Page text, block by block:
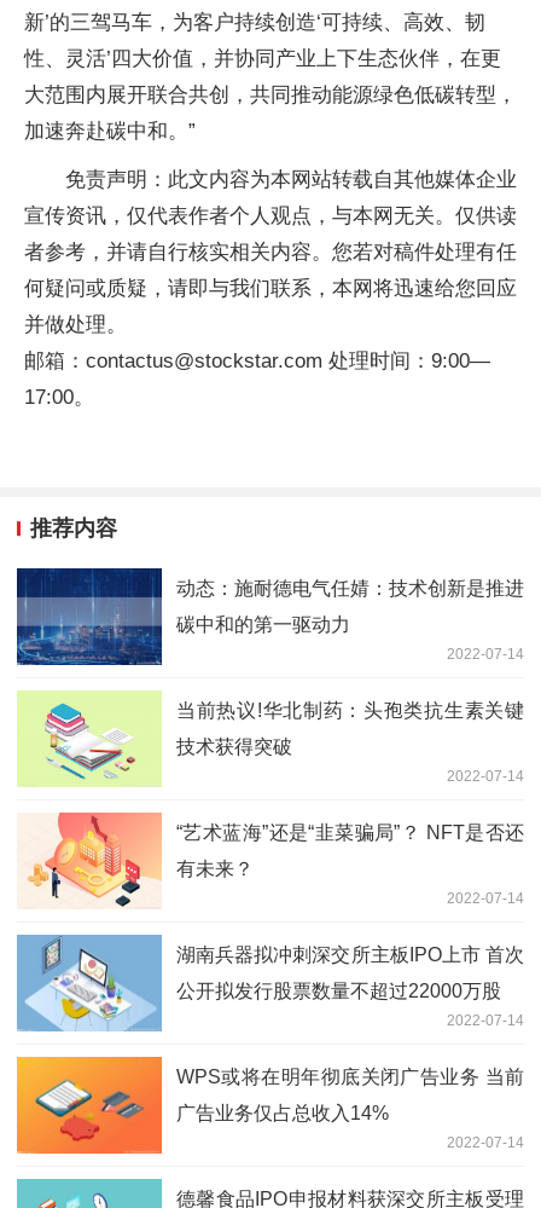
新’的三驾马车，为客户持续创造‘可持续、高效、韧
性、灵活’四大价值，并协同产业上下生态伙伴，在更
大范围内展开联合共创，共同推动能源绿色低碳转型，
加速奔赴碳中和。”
免责声明：此文内容为本网站转载自其他媒体企业
宣传资讯，仅代表作者个人观点，与本网无关。仅供读
者参考，并请自行核实相关内容。您若对稿件处理有任
何疑问或质疑，请即与我们联系，本网将迅速给您回应
并做处理。
邮箱：contactus@stockstar.com 处理时间：9:00—
17:00。
推荐内容
动态：施耐德电气任婧：技术创新是推进
碳中和的第一驱动力
2022-07-14
当前热议!华北制药：头孢类抗生素关键
技术获得突破
2022-07-14
“艺术蓝海”还是“韭菜骗局”？ NFT是否还
有未来？
2022-07-14
湖南兵器拟冲刺深交所主板IPO上市 首次
公开拟发行股票数量不超过22000万股
2022-07-14
WPS或将在明年彻底关闭广告业务 当前
广告业务仅占总收入14%
2022-07-14
德馨食品IPO申报材料获深交所主板受理